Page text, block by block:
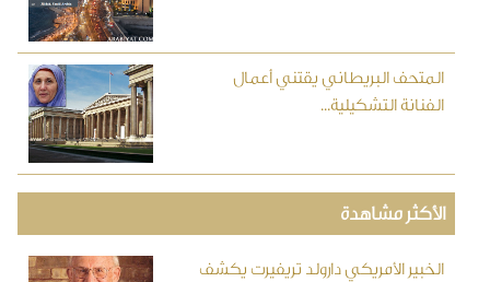
المتحف البريطاني يقتني أعمال
الفنانة التشكيلية...
الأكثر مشاهدة
الخبير الأمريكي دارولد تريفيرت يكشف